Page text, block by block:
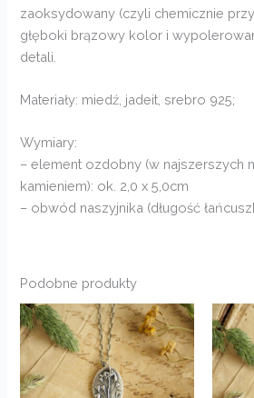
zaoksydowany (czyli chemicznie
głęboki brązowy kolor i
detali.
Materiały: miedź, jadeit, srebro 925;
Wymiary:
– element ozdobny (w najszerszych
kamieniem): ok. 2,0 x 5,0cm
– obwód naszyjnika (długość
Podobne produkty